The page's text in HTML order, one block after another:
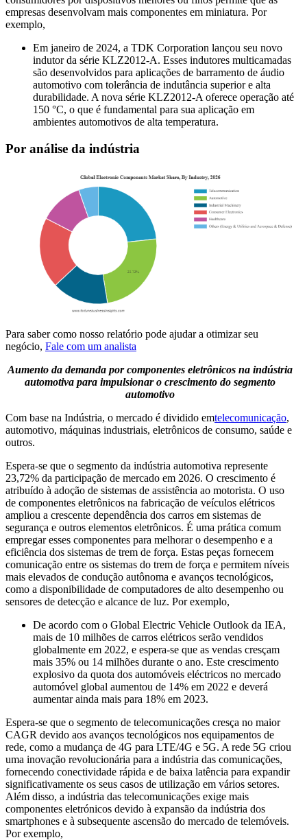
empresas desenvolvam mais componentes em miniatura. Por
exemplo,
Em janeiro de 2024, a TDK Corporation lançou seu novo
indutor da série KLZ2012-A. Esses indutores multicamadas
são desenvolvidos para aplicações de barramento de áudio
automotivo com tolerância de indutância superior e alta
durabilidade. A nova série KLZ2012-A oferece operação até
150 °C, o que é fundamental para sua aplicação em
ambientes automotivos de alta temperatura.
Por análise da indústria
Para saber como nosso relatório pode ajudar a otimizar seu
negócio, Fale com um analista
Aumento da demanda por componentes eletrônicos na indústria
automotiva para impulsionar o crescimento do segmento
automotivo
Com base na Indústria, o mercado é dividido emtelecomunicação,
automotivo, máquinas industriais, eletrônicos de consumo, saúde e
outros.
Espera-se que o segmento da indústria automotiva represente
23,72% da participação de mercado em 2026. O crescimento é
atribuído à adoção de sistemas de assistência ao motorista. O uso
de componentes eletrônicos na fabricação de veículos elétricos
ampliou a crescente dependência dos carros em sistemas de
segurança e outros elementos eletrônicos. É uma prática comum
empregar esses componentes para melhorar o desempenho e a
eficiência dos sistemas de trem de força. Estas peças fornecem
comunicação entre os sistemas do trem de força e permitem níveis
mais elevados de condução autônoma e avanços tecnológicos,
como a disponibilidade de computadores de alto desempenho ou
sensores de detecção e alcance de luz. Por exemplo,
De acordo com o Global Electric Vehicle Outlook da IEA,
mais de 10 milhões de carros elétricos serão vendidos
globalmente em 2022, e espera-se que as vendas cresçam
mais 35% ou 14 milhões durante o ano. Este crescimento
explosivo da quota dos automóveis eléctricos no mercado
automóvel global aumentou de 14% em 2022 e deverá
aumentar ainda mais para 18% em 2023.
Espera-se que o segmento de telecomunicações cresça no maior
CAGR devido aos avanços tecnológicos nos equipamentos de
rede, como a mudança de 4G para LTE/4G e 5G. A rede 5G criou
uma inovação revolucionária para a indústria das comunicações,
fornecendo conectividade rápida e de baixa latência para expandir
significativamente os seus casos de utilização em vários setores.
Além disso, a indústria das telecomunicações exige mais
componentes eletrónicos devido à expansão da indústria dos
smartphones e à subsequente ascensão do mercado de telemóveis.
Por exemplo,